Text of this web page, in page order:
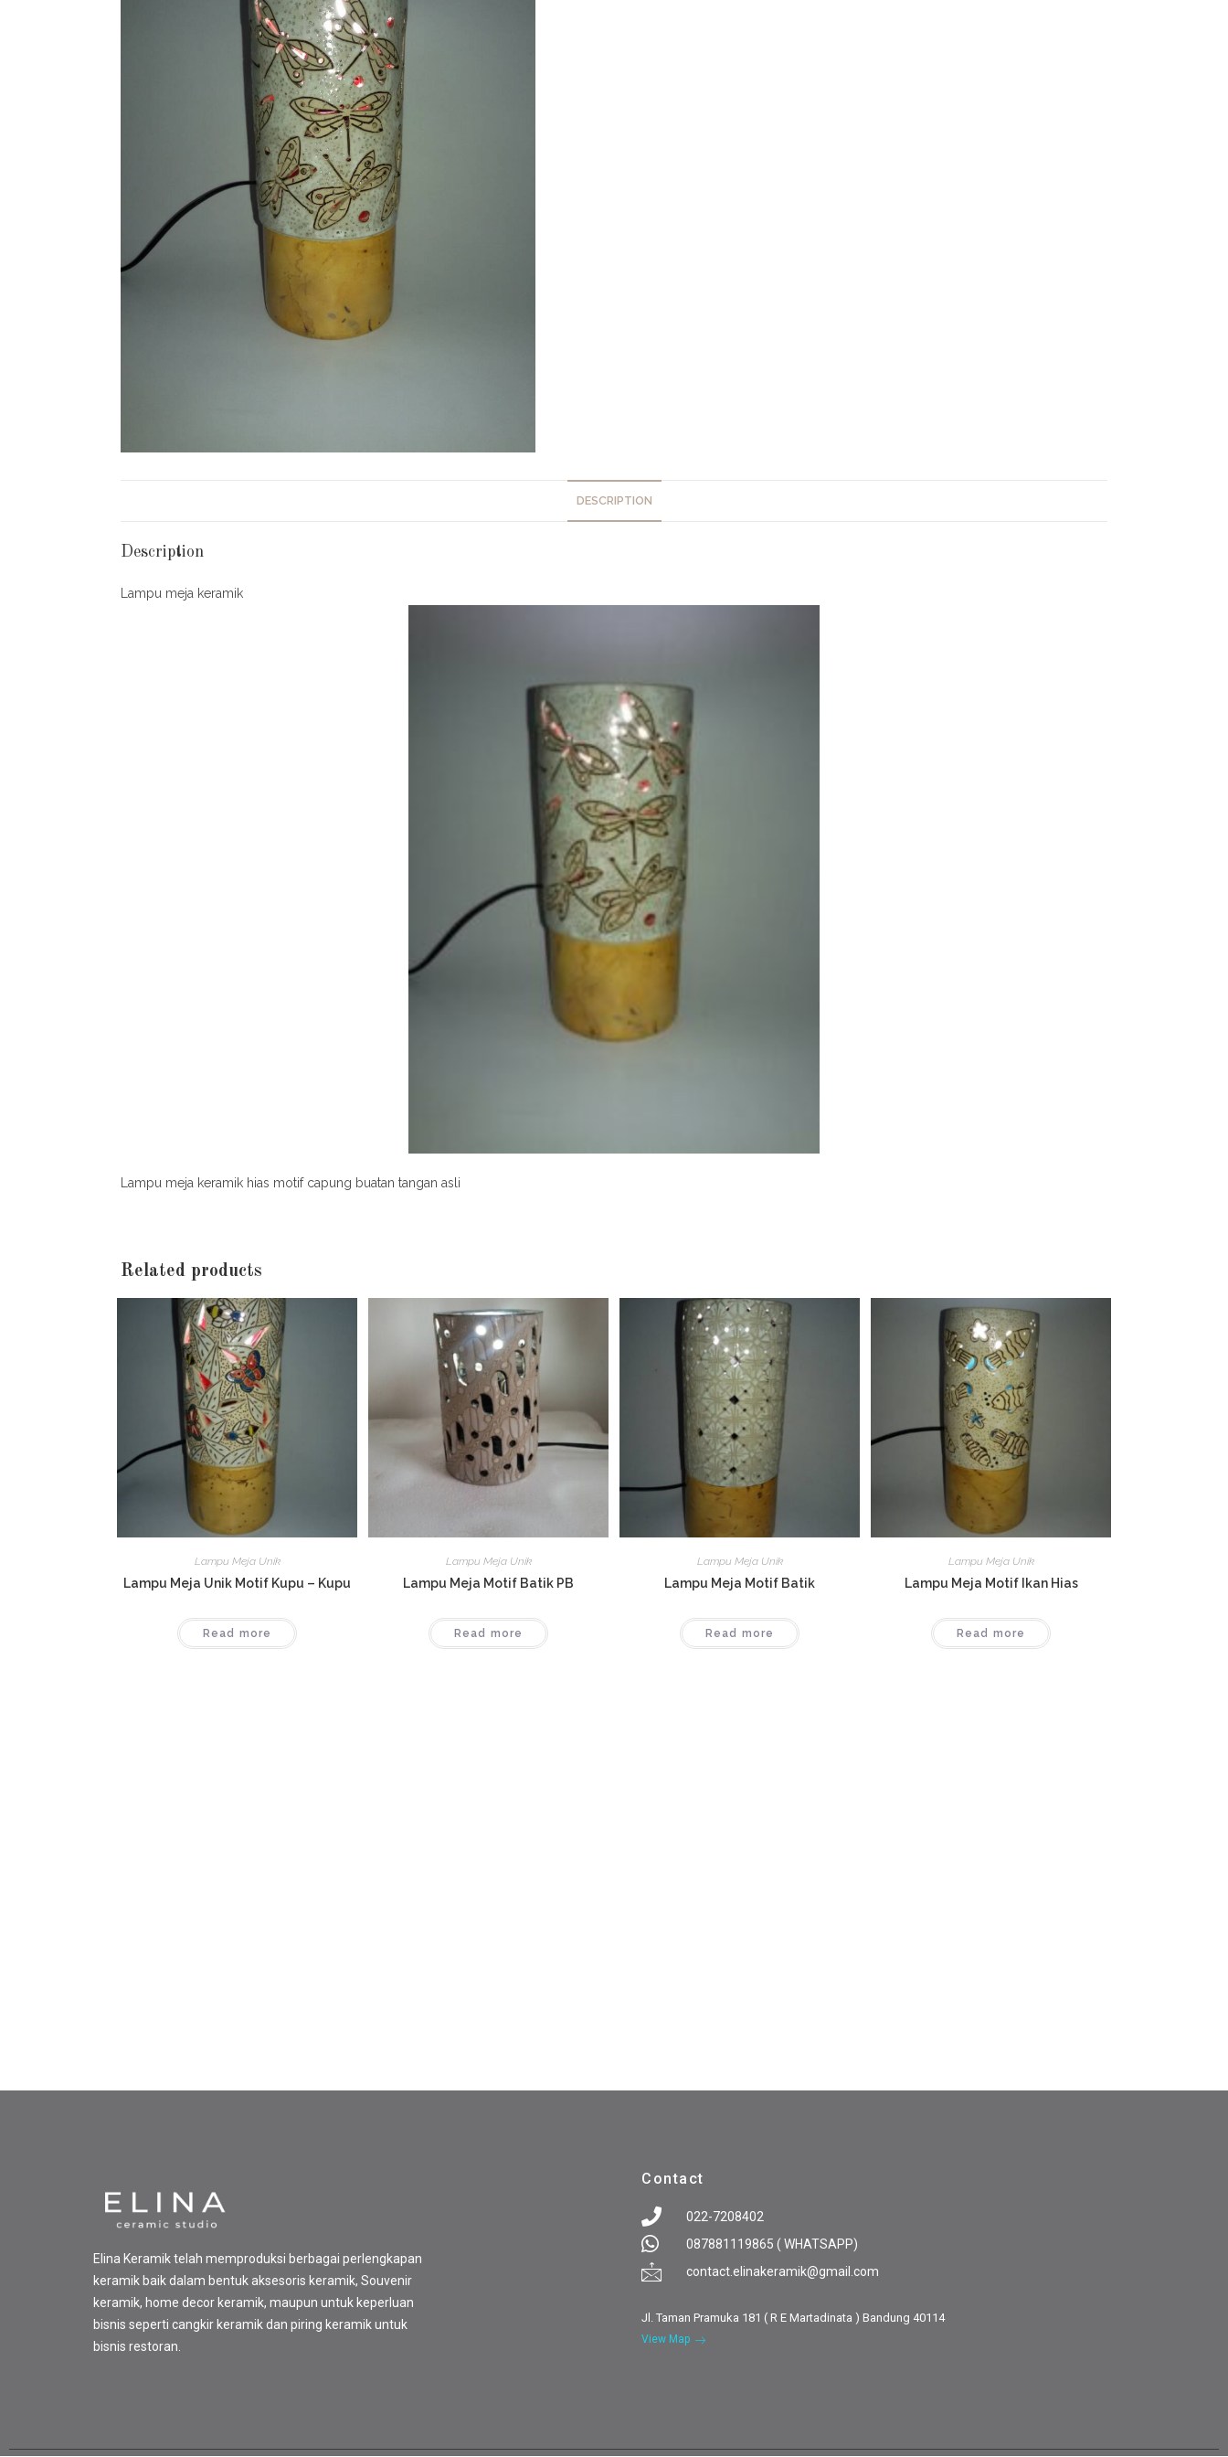
DESCRIPTION
Description
Lampu meja keramik
Lampu meja keramik hias motif capung buatan tangan asli
Related products
Lampu Meja Unik
Lampu Meja Unik Motif Kupu – Kupu
Read more
Lampu Meja Unik
Lampu Meja Motif Batik PB
Read more
Lampu Meja Unik
Lampu Meja Motif Batik
Read more
Lampu Meja Unik
Lampu Meja Motif Ikan Hias
Read more
Elina Keramik telah memproduksi berbagai perlengkapan
keramik baik dalam bentuk aksesoris keramik, Souvenir
keramik, home decor keramik, maupun untuk keperluan
bisnis seperti cangkir keramik dan piring keramik untuk
bisnis restoran.
Contact
022-7208402
087881119865 ( WHATSAPP)
contact.elinakeramik@gmail.com
Jl. Taman Pramuka 181 ( R E Martadinata ) Bandung 40114
View Map